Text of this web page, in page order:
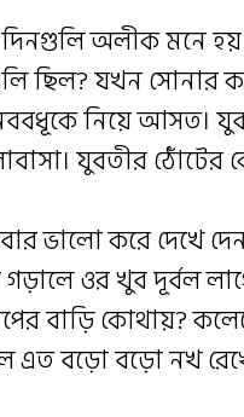
অলীক মনে
ছিল? যখন সোনার
নিয়ে আসত।
যুবতীর ঠোঁটের
ভালো করে দেখে
গড়ালে ওর খুব দূর্বল
বাড়ি কোথায়?
এত বড়ো বড়ো নখ